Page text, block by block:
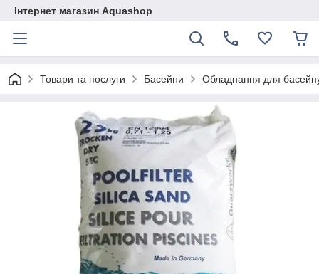
Інтернет магазин Aquashop
Товари та послуги Басейни Обладнання для